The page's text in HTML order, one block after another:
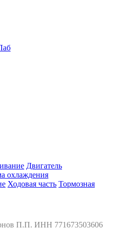
Двигатель
охлаждения
Ходовая часть Тормозная
П.П. ИНН 771673503606